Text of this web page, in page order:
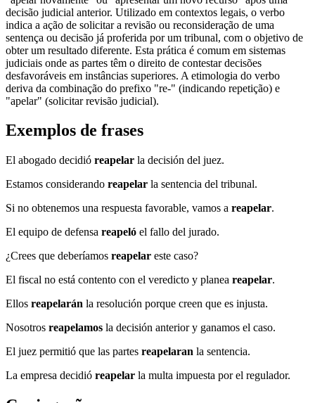
decisão judicial anterior. Utilizado em contextos legais, o verbo
indica a ação de solicitar a revisão ou reconsideração de uma
sentença ou decisão já proferida por um tribunal, com o objetivo de
obter um resultado diferente. Esta prática é comum em sistemas
judiciais onde as partes têm o direito de contestar decisões
desfavoráveis em instâncias superiores. A etimologia do verbo
deriva da combinação do prefixo "re-" (indicando repetição) e
"apelar" (solicitar revisão judicial).
Exemplos de frases
El abogado decidió reapelar la decisión del juez.
Estamos considerando reapelar la sentencia del tribunal.
Si no obtenemos una respuesta favorable, vamos a reapelar.
El equipo de defensa reapeló el fallo del jurado.
¿Crees que deberíamos reapelar este caso?
El fiscal no está contento con el veredicto y planea reapelar.
Ellos reapelarán la resolución porque creen que es injusta.
Nosotros reapelamos la decisión anterior y ganamos el caso.
El juez permitió que las partes reapelaran la sentencia.
La empresa decidió reapelar la multa impuesta por el regulador.